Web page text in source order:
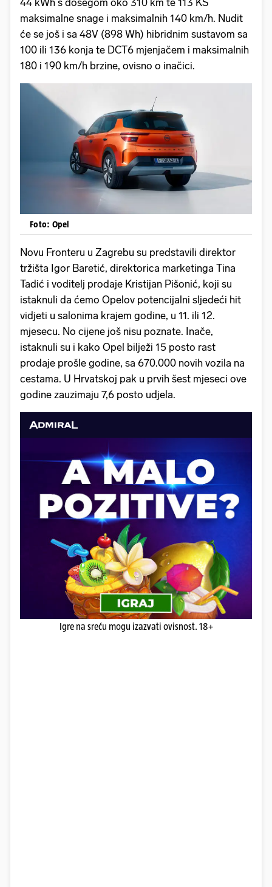
maksimalne snage i maksimalnih 140 km/h. Nudit
će se još i sa 48V (898 Wh) hibridnim sustavom sa
100 ili 136 konja te DCT6 mjenjačem i maksimalnih
180 i 190 km/h brzine, ovisno o inačici.
Foto: Opel
Novu Fronteru u Zagrebu su predstavili direktor
tržišta Igor Baretić, direktorica marketinga Tina
Tadić i voditelj prodaje Kristijan Pišonić, koji su
istaknuli da ćemo Opelov potencijalni sljedeći hit
vidjeti u salonima krajem godine, u 11. ili 12.
mjesecu. No cijene još nisu poznate. Inače,
istaknuli su i kako Opel bilježi 15 posto rast
prodaje prošle godine, sa 670.000 novih vozila na
cestama. U Hrvatskoj pak u prvih šest mjeseci ove
godine zauzimaju 7,6 posto udjela.
Igre na sreću mogu izazvati ovisnost. 18+